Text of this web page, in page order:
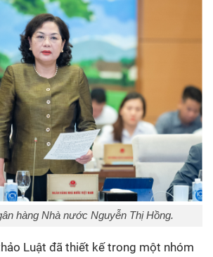
hàng Nhà nước Nguyễn Thị Hồng.
Luật đã thiết kế trong một nhóm